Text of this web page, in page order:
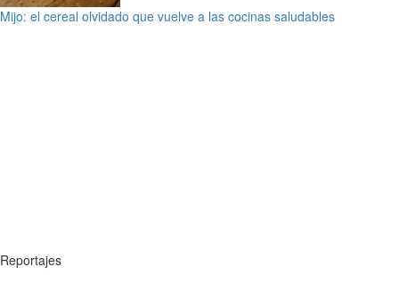
Mijo: el cereal olvidado que vuelve a las cocinas saludables
Reportajes